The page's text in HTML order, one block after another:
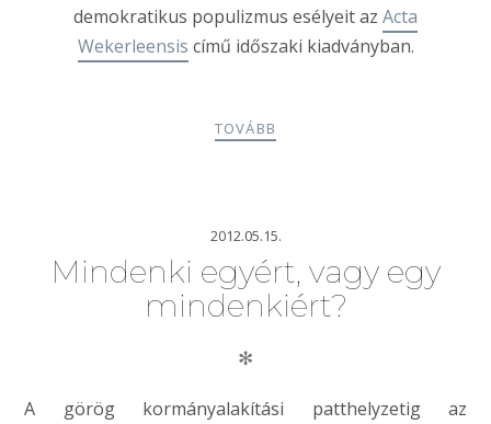
demokratikus populizmus esélyeit az Acta
Wekerleensis című időszaki kiadványban.
TOVÁBB
2012.05.15.
Mindenki egyért, vagy egy
mindenkiért?
✻
A görög kormányalakítási patthelyzetig az